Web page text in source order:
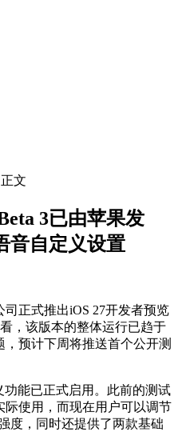
正文
3已由苹果发
音自定义设置
正式推出iOS 27开发者预览
，该版本的整体运行已趋于
预计下周将推送首个公开测
功能已正式启用。此前的测试
使用，而现在用户可以调节
度，同时还提供了两款基础